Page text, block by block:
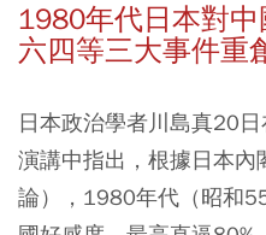
1980年代日本對中
六四等三大事件重
日本政治學者川島真20
演講中指出，根據日本
論），1980年代（昭和